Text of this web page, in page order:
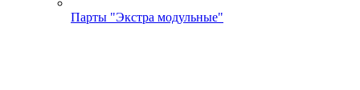
Парты "Экстра модульные"